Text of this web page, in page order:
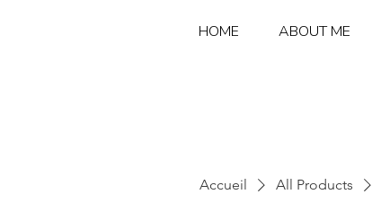
HOME ABOUT ME
Accueil All Products